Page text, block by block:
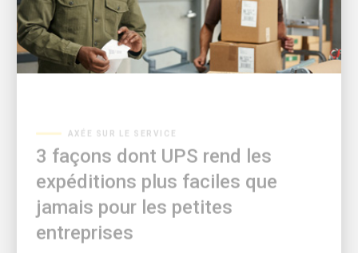
3 façons dont UPS rend les
expéditions plus faciles que
jamais pour les petites
entreprises
De nouveaux outils numériques offrent aux